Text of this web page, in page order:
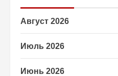
Август 2026
Июль 2026
Июнь 2026